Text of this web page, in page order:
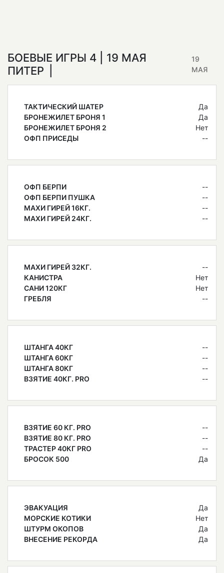
БОЕВЫЕ ИГРЫ 4 | 19 МАЯ
ПИТЕР
19
МАЯ
ТАКТИЧЕСКИЙ ШАТЕР
Да
БРОНЕЖИЛЕТ БРОНЯ 1
Да
БРОНЕЖИЛЕТ БРОНЯ 2
Нет
ОФП ПРИСЕДЫ
--
ОФП БЕРПИ
--
ОФП БЕРПИ ПУШКА
--
МАХИ ГИРЕЙ 16КГ.
--
МАХИ ГИРЕЙ 24КГ.
--
МАХИ ГИРЕЙ 32КГ.
--
КАНИСТРА
Нет
САНИ 120КГ
Нет
ГРЕБЛЯ
--
ШТАНГА 40КГ
--
ШТАНГА 60КГ
--
ШТАНГА 80КГ
--
ВЗЯТИЕ 40КГ. PRO
--
ВЗЯТИЕ 60 КГ. PRO
--
ВЗЯТИЕ 80 КГ. PRO
--
ТРАСТЕР 40КГ PRO
--
БРОСОК 500
Да
ЭВАКУАЦИЯ
Да
МОРСКИЕ КОТИКИ
Нет
ШТУРМ ОКОПОВ
Да
ВНЕСЕНИЕ РЕКОРДА
Да